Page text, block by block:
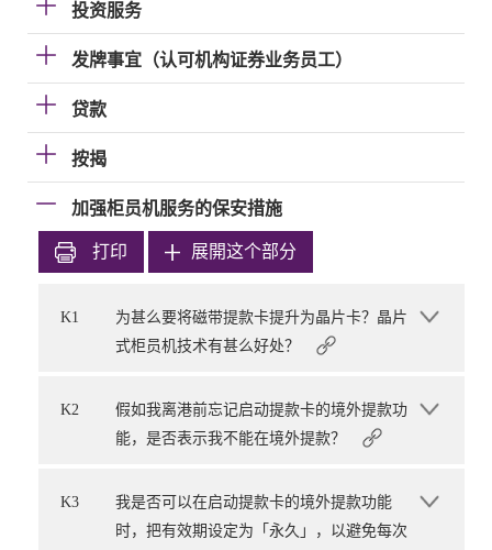
投资服务
发牌事宜（认可机构证券业务员工）
贷款
按揭
加强柜员机服务的保安措施
打印 展開这个部分
K1
为甚么要将磁带提款卡提升为晶片卡？晶片
式柜员机技术有甚么好处？
K2
假如我离港前忘记启动提款卡的境外提款功
能，是否表示我不能在境外提款？
K3
我是否可以在启动提款卡的境外提款功能
时，把有效期设定为「永久」，以避免每次